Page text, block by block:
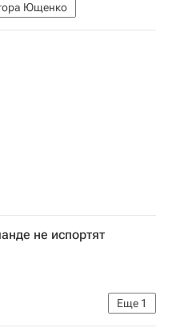
Ющенко
не испортят
Еще 1
Действия и заявления Ющенко после отставки правительства